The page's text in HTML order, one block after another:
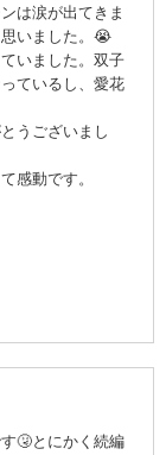
は涙が出てきま
いました。😭
いました。双子
ているし、愛花
うございまし
感動です。
🤧とにかく続編